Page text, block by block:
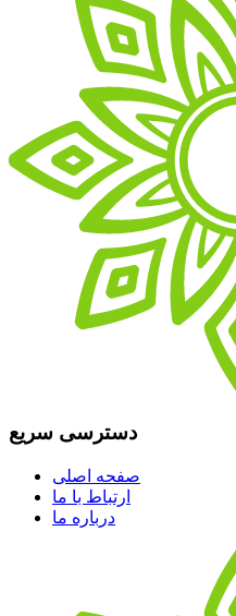
دسترسی سریع
صفحه اصلی
ارتباط با ما
درباره ما